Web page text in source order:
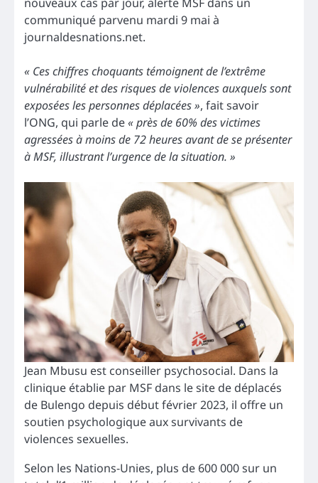
communiqué parvenu mardi 9 mai à
journaldesnations.net.
« Ces chiffres choquants témoignent de l’extrême
vulnérabilité et des risques de violences auxquels sont
exposées les personnes déplacées », fait savoir
l’ONG, qui parle de« près de 60% des victimes
agressées à moins de 72 heures avant de se présenter
à MSF, illustrant l’urgence de la situation. »
Jean Mbusu est conseiller psychosocial. Dans la
clinique établie par MSF dans le site de déplacés
de Bulengo depuis début février 2023, il offre un
soutien psychologique aux survivants de
violences sexuelles.
Selon les Nations-Unies, plus de 600 000 sur un